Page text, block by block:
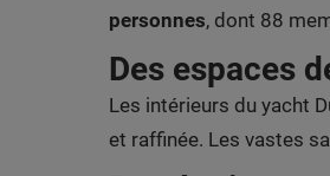
personnes, dont 88
Des espaces
Les intérieurs du yacht
et raffinée. Les vastes